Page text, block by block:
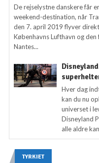
De rejselystne danskere får
weekend-destination, når
den 7. april 2019 flyver
Københavns Lufthavn og
Nantes...
Hver dag
kan du nu
universet i
Disneyland
alle aldre
TYRKIET